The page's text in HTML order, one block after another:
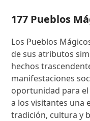
177 Pueblos
Los Pueblos
de sus atributos
hechos
manifestaciones
oportunidad para
a los visitantes una
tradición, cultura y